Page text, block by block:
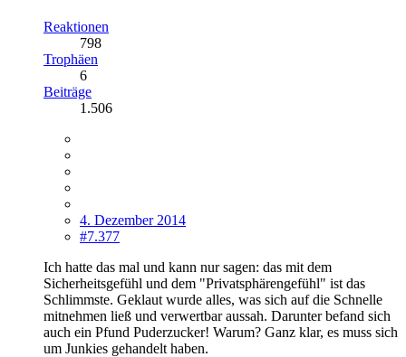
Reaktionen
798
Trophäen
6
Beiträge
1.506
4. Dezember 2014
#7.377
Ich hatte das mal und kann nur sagen: das mit dem
Sicherheitsgefühl und dem "Privatsphärengefühl" ist das
Schlimmste. Geklaut wurde alles, was sich auf die Schnelle
mitnehmen ließ und verwertbar aussah. Darunter befand sich
auch ein Pfund Puderzucker! Warum? Ganz klar, es muss sich
um Junkies gehandelt haben.